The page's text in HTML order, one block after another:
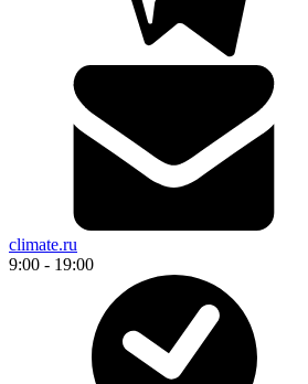
climate.ru
9:00 - 19:00